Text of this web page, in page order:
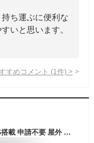
ち運ぶに便利な
いと思います。
すめコメント (1 件) >
Holy Stone ドローン カメラ付き 100g未満 GPS搭載 申請不要 屋外 小型 1080Pカメラ バッテリー3個 42分飛行時間 自動帰還 フォローミーモード ウェイポイントモード 誕生日ギフト HS155 B